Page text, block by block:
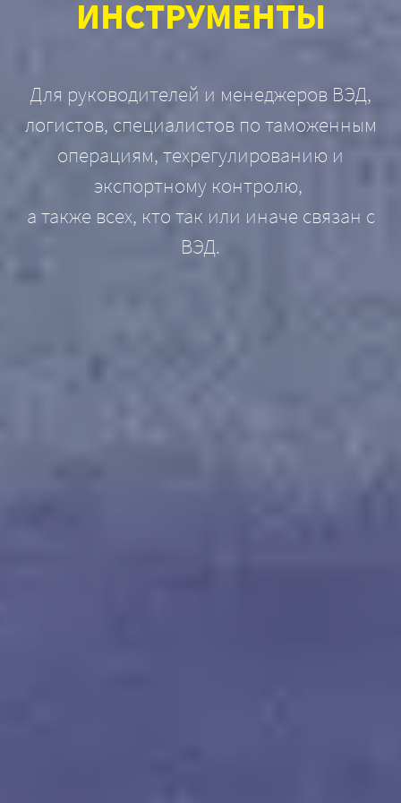
ИНСТРУМЕНТЫ
Для руководителей и менеджеров ВЭД,
логистов, специалистов по таможенным
операциям, техрегулированию и
экспортному контролю,
а также всех, кто так или иначе связан с
ВЭД.